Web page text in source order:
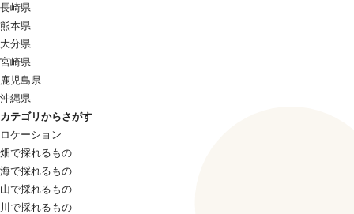
長崎県
熊本県
大分県
宮崎県
鹿児島県
沖縄県
カテゴリからさがす
ロケーション
畑で採れるもの
海で採れるもの
山で採れるもの
川で採れるもの